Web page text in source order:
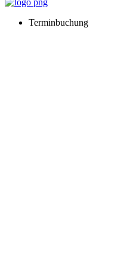
Terminbuchung